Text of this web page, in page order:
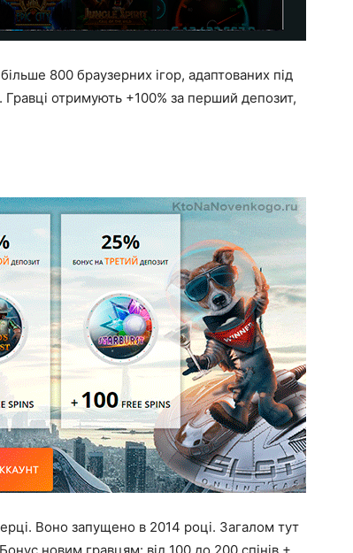
800 браузерних ігор, адаптованих під
отримують +100% за перший депозит,
Воно запущено в 2014 році. Загалом тут